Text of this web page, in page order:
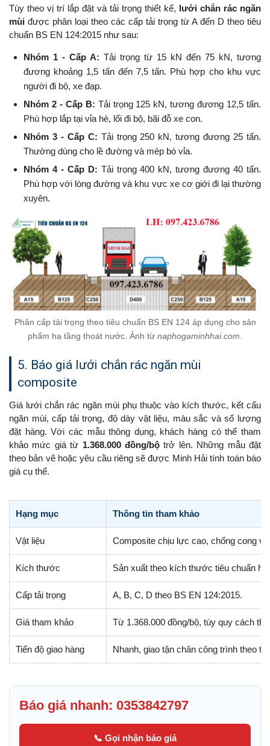
Tùy theo vị trí lắp đặt và tải trọng thiết kế, lưới chắn rác ngăn
mùi được phân loại theo các cấp tải trọng từ A đến D theo tiêu
chuẩn BS EN 124:2015 như sau:
Nhóm 1 - Cấp A: Tải trọng từ 15 kN đến 75 kN, tương
đương khoảng 1,5 tấn đến 7,5 tấn. Phù hợp cho khu vực
người đi bộ, xe đạp.
Nhóm 2 - Cấp B: Tải trọng 125 kN, tương đương 12,5 tấn.
Phù hợp lắp tại vỉa hè, lối đi bộ, bãi đỗ xe con.
Nhóm 3 - Cấp C: Tải trọng 250 kN, tương đương 25 tấn.
Thường dùng cho lề đường và mép bó vỉa.
Nhóm 4 - Cấp D: Tải trọng 400 kN, tương đương 40 tấn.
Phù hợp với lòng đường và khu vực xe cơ giới đi lại thường
xuyên.
Phân cấp tải trọng theo tiêu chuẩn BS EN 124 áp dụng cho sản
phẩm hạ tầng thoát nước. Ảnh từ naphogaminhhai.com
5. Báo giá lưới chắn rác ngăn mùi
composite
Giá lưới chắn rác ngăn mùi phụ thuộc vào kích thước, kết cấu
ngăn mùi, cấp tải trọng, độ dày vật liệu, màu sắc và số lượng
đặt hàng. Với các mẫu thông dụng, khách hàng có thể tham
khảo mức giá từ 1.368.000 đồng/bộ trở lên. Những mẫu đặt
theo bản vẽ hoặc yêu cầu riêng sẽ được Minh Hải tính toán báo
giá cụ thể.
Hạng mục Thông tin tham khảo
Vật liệu Composite chịu lực cao, chống cong
Kích thước Sản xuất theo kích thước tiêu chuẩn
Cấp tải trọng A, B, C, D theo BS EN 124:2015.
Giá tham khảo Từ 1.368.000 đồng/bộ, tùy quy cách
Tiến độ giao hàng Nhanh, giao tận chân công trình theo
Báo giá nhanh: 0353842797
📞 Gọi nhận báo giá